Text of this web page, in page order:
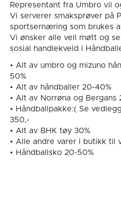
Representant fra Umbro vil
Vi serverer smaksprøver på
sportsernæring som brukes
Vi ønsker alle vell møtt og
sosial handlekveld i
• Alt av umbro og mizuno
50%
• Alt av håndballer 20-40%
• Alt av Norrøna og Bergans
• Håndballpakke:( Se
350,-
• Alt av BHK tøy 30%
• Alle andre varer i butikk til
• Håndballsko 20-50%